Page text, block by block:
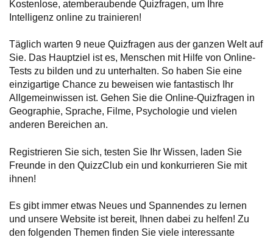
Kostenlose, atemberaubende Quizfragen, um Ihre
Intelligenz online zu trainieren!
Täglich warten 9 neue Quizfragen aus der ganzen Welt auf
Sie. Das Hauptziel ist es, Menschen mit Hilfe von Online-
Tests zu bilden und zu unterhalten. So haben Sie eine
einzigartige Chance zu beweisen wie fantastisch Ihr
Allgemeinwissen ist. Gehen Sie die Online-Quizfragen in
Geographie, Sprache, Filme, Psychologie und vielen
anderen Bereichen an.
Registrieren Sie sich, testen Sie Ihr Wissen, laden Sie
Freunde in den QuizzClub ein und konkurrieren Sie mit
ihnen!
Es gibt immer etwas Neues und Spannendes zu lernen
und unsere Website ist bereit, Ihnen dabei zu helfen! Zu
den folgenden Themen finden Sie viele interessante